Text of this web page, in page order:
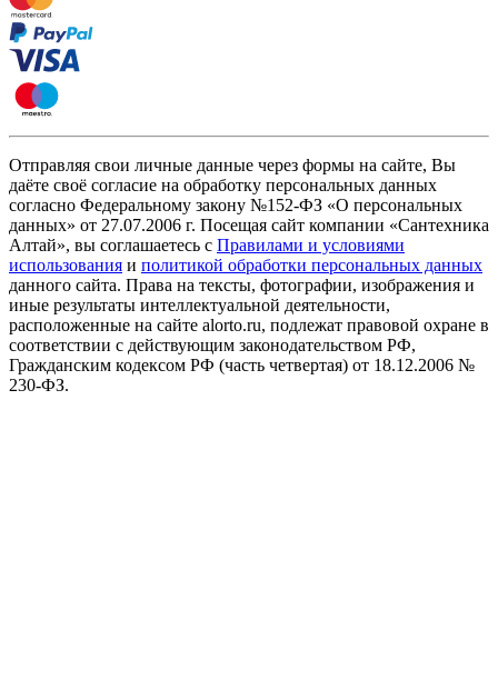
Отправляя свои личные данные через формы на сайте, Вы
даёте своё согласие на обработку персональных данных
согласно Федеральному закону №152-ФЗ «О персональных
данных» от 27.07.2006 г. Посещая сайт компании «Cантехника
Алтай», вы соглашаетесь с Правилами и условиями
использования и политикой обработки персональных данных
данного сайта. Права на тексты, фотографии, изображения и
иные результаты интеллектуальной деятельности,
расположенные на сайте alorto.ru, подлежат правовой охране в
соответствии с действующим законодательством РФ,
Гражданским кодексом РФ (часть четвертая) от 18.12.2006 №
230-ФЗ.